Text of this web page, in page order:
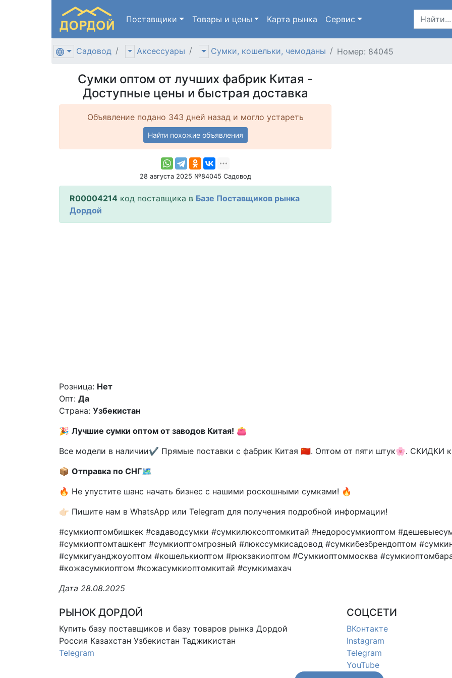
Поставщики Товары и цены Карта рынка Сервис
Садовод Аксессуары Сумки, кошельки, чемоданы Номер: 84045
Сумки оптом от лучших фабрик Китая -
Доступные цены и быстрая доставка
Объявление подано 343 дней назад и могло устареть
Найти похожие объявления
28 августа 2025 №84045 Садовод
R00004214 код поставщика в Базе Поставщиков рынка
Дордой
Розница: Нет
Опт: Да
Страна: Узбекистан
🎉 Лучшие сумки оптом от заводов Китая! 👛
Все модели в наличии✔️ Прямые поставки с фабрик Китая 🇨🇳. Оптом от пяти штук🌸. СКИДКИ
📦 Отправка по СНГ🗺
🔥 Не упустите шанс начать бизнес с нашими роскошными сумками! 🔥
👉🏻 Пишите нам в WhatsApp или Telegram для получения подробной информации!
#сумкиоптомбишкек #садаводсумки #сумкилюксоптомкитай #недоросумкиоптом
#сумкиоптомташкент #сумкиоптомгрозный #люкссумкисадовод #сумкибезбрендоптом
#сумкигуанджоуоптом #кошелькиоптом #рюкзакиоптом #Сумкиоптоммосква
#кожасумкиоптом #кожасумкиоптомкитай #сумкимахач
Дата 28.08.2025
РЫНОК ДОРДОЙ
Купить базу поставщиков и базу товаров рынка Дордой
Россия Казахстан Узбекистан Таджикистан
Telegram
СОЦСЕТИ
ВКонтакте
Instagram
Telegram
YouTube